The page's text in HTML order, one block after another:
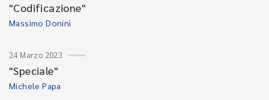
"Codificazione"
Massimo Donini
24 Marzo 2023
"Speciale"
Michele Papa